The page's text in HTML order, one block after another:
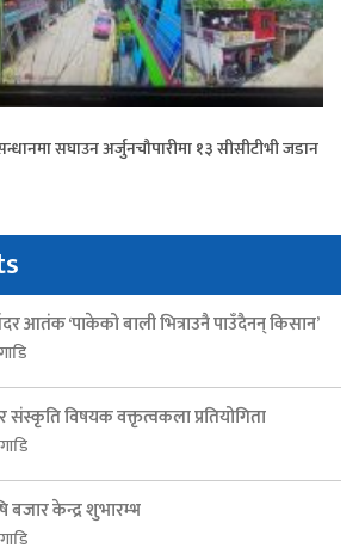
सघाउन अर्जुनचौपारीमा १३ सीसीटीभी जडान
आतंक ‘पाकेको बाली भित्राउनै पाउँदैनन् किसान’
संस्कृति विषयक वक्तृत्वकला प्रतियोगिता
बजार केन्द्र शुभारम्भ